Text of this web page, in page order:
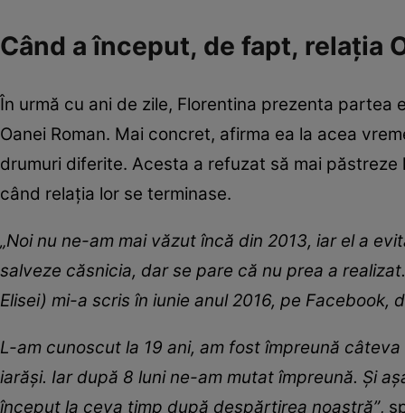
Când a început, de fapt, relația
În urmă cu ani de zile, Florentina prezenta
Oanei Roman. Mai concret, afirma ea la acea
drumuri diferite. Acesta a refuzat să mai
când relația lor se terminase.
„Noi nu ne-am mai văzut încă din 2013, iar el a
salveze căsnicia, dar se pare că nu prea a
Elisei) mi-a scris în iunie anul 2016, pe Facebook,
L-am cunoscut la 19 ani, am fost împreună
iarăşi. Iar după 8 luni ne-am mutat împreună. Şi
început la ceva timp după despărţirea noastră”,